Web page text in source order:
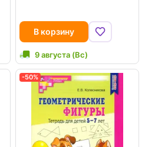
В корзину
9 августа (Вс)
-50%